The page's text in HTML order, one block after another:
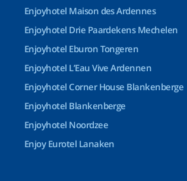
Enjoyhotel Maison des Ardennes
Enjoyhotel Drie Paardekens Mechelen
Enjoyhotel Eburon Tongeren
Enjoyhotel L’Eau Vive Ardennen
Enjoyhotel Corner House Blankenberge
Enjoyhotel Blankenberge
Enjoyhotel Noordzee
Enjoy Eurotel Lanaken